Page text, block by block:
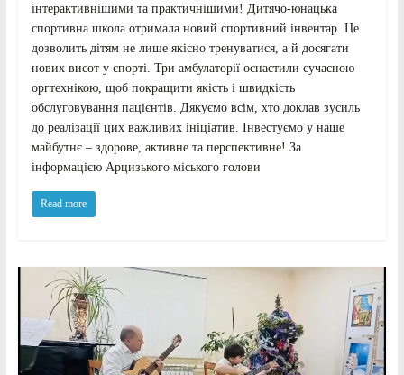
інтерактивнішими та практичнішими! Дитячо-юнацька
спортивна школа отримала новий спортивний інвентар. Це
дозволить дітям не лише якісно тренуватися, а й досягати
нових висот у спорті. Три амбулаторії оснастили сучасною
оргтехнікою, щоб покращити якість і швидкість
обслуговування пацієнтів. Дякуємо всім, хто доклав зусиль
до реалізації цих важливих ініціатив. Інвестуємо у наше
майбутнє – здорове, активне та перспективне! За
інформацією Арцизького міського голови
Read more